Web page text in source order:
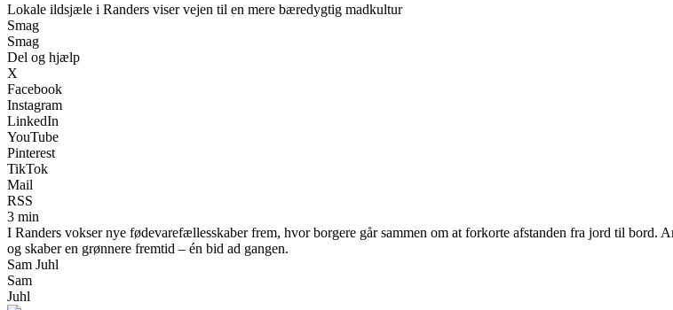
Lokale ildsjæle i Randers viser vejen til en mere bæredygtig madkultur
Smag
Smag
Del og hjælp
X
Facebook
Instagram
LinkedIn
YouTube
Pinterest
TikTok
Mail
RSS
3 min
I Randers vokser nye fødevarefællesskaber frem, hvor borgere går sammen om at forkorte afstanden fra jord til
og skaber en grønnere fremtid – én bid ad gangen.
Sam Juhl
Sam
Juhl